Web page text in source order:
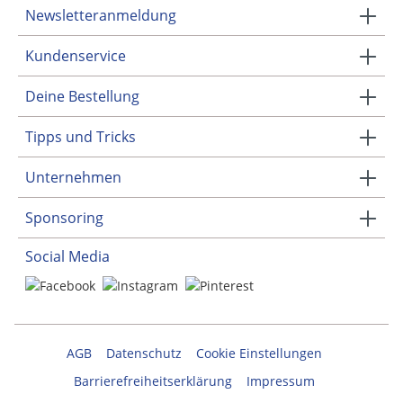
Newsletteranmeldung
Kundenservice
Deine Bestellung
Tipps und Tricks
Unternehmen
Sponsoring
Social Media
AGB Datenschutz
Cookie Einstellungen
Barrierefreiheitserklärung
Impressum